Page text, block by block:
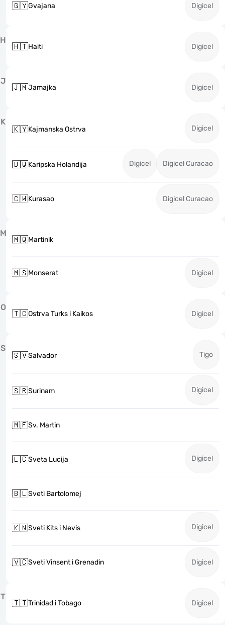
🇬🇾Gvajana Digicel
H
🇭🇹Haiti Digicel
J
🇯🇲Jamajka Digicel
K
🇰🇾Kajmanska Ostrva Digicel
🇧🇶Karipska Holandija Digicel Digicel Curacao
🇨🇼Kurasao Digicel Curacao
M
🇲🇶Martinik
🇲🇸Monserat Digicel
O
🇹🇨Ostrva Turks i Kaikos Digicel
S
🇸🇻Salvador Tigo
🇸🇷Surinam Digicel
🇲🇫Sv. Martin
🇱🇨Sveta Lucija Digicel
🇧🇱Sveti Bartolomej
🇰🇳Sveti Kits i Nevis Digicel
🇻🇨Sveti Vinsent i Grenadin Digicel
T
🇹🇹Trinidad i Tobago Digicel